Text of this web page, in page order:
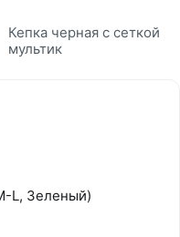
Кепка черная с сеткой
мультик
L, Зеленый)